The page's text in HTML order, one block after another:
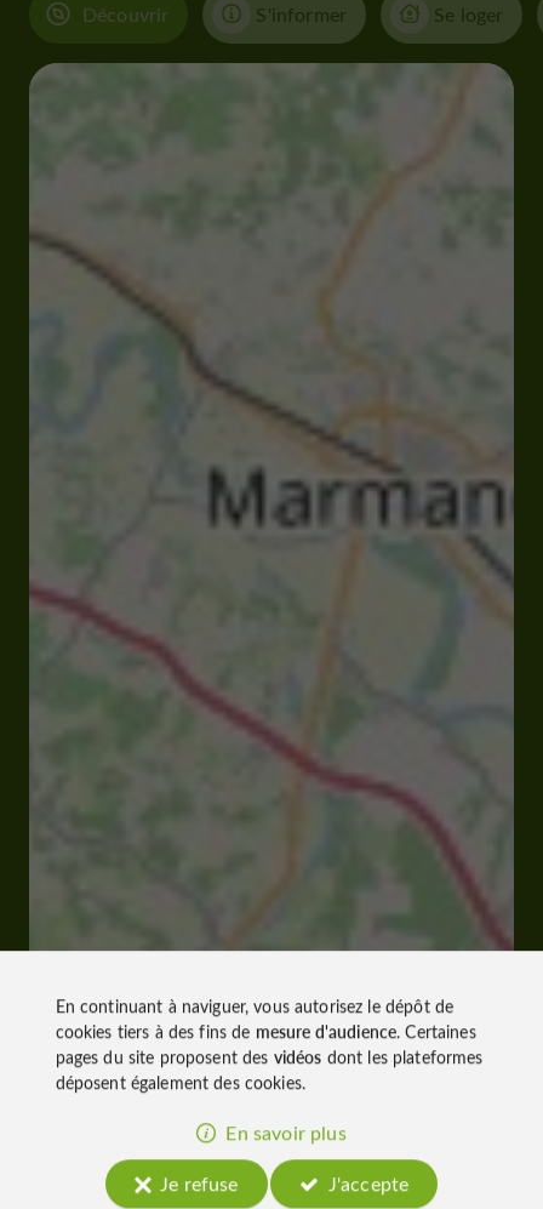
Découvrir S'informer Se loger
En continuant à naviguer, vous autorisez le dépôt de
cookies tiers à des fins de mesure d'audience. Certaines
pages du site proposent des vidéos dont les plateformes
déposent également des cookies.
En savoir plus
Je refuse
J'accepte